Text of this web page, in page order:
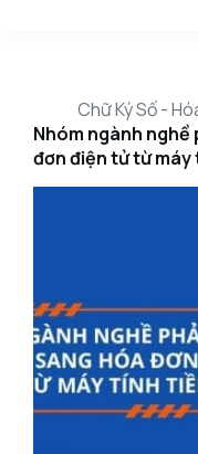
Chữ Ký Số -
Nhóm ngành
đơn điện tử từ máy